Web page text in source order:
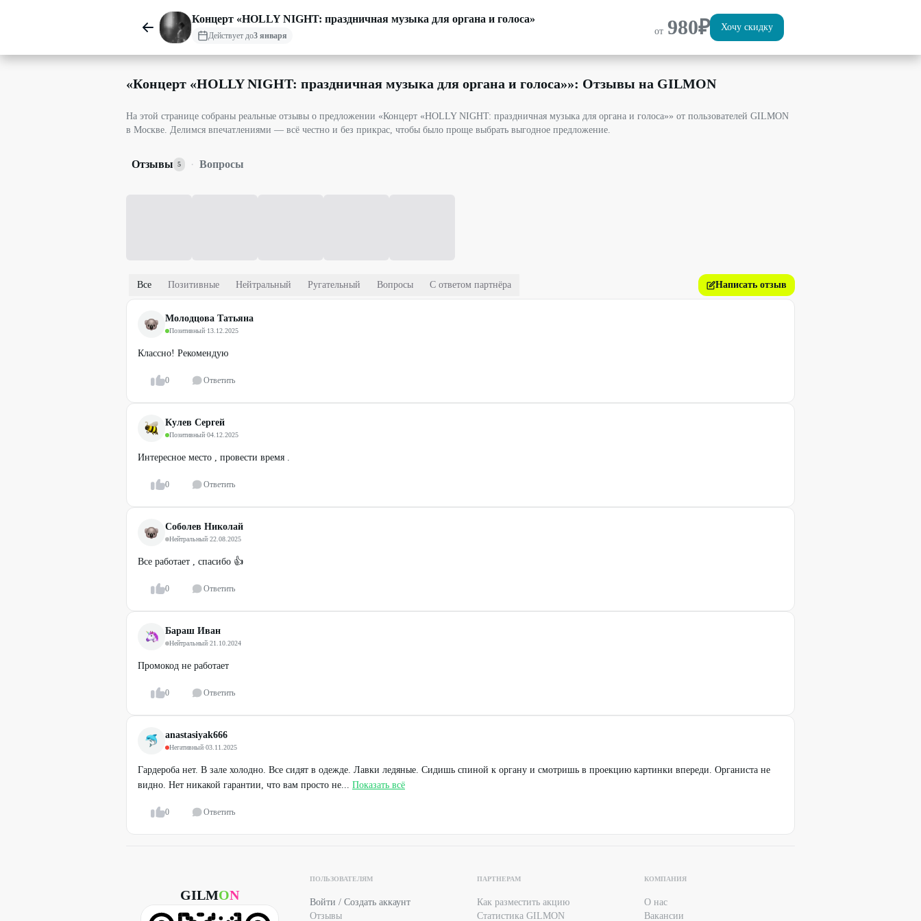
Концерт «HOLLY NIGHT: праздничная музыка для органа и голоса»
Действует до3 января от 980₽ Хочу скидку
«Концерт «HOLLY NIGHT: праздничная музыка для органа и голоса»»: Отзывы на GILMON
На этой странице собраны реальные отзывы о предложении «Концерт «HOLLY NIGHT: праздничная музыка для органа и голоса»» от пользователей GILMON
в Москве. Делимся впечатлениями — всё честно и без прикрас, чтобы было проще выбрать выгодное предложение.
Отзывы 5 · Вопросы
Все Позитивные Нейтральный Ругательный Вопросы С ответом партнёра Написать отзыв
Молодцова Татьяна
Позитивный·13.12.2025
Классно! Рекомендую
0 Ответить
Кулев Сергей
Позитивный·04.12.2025
Интересное место , провести время .
0 Ответить
Соболев Николай
Нейтральный·22.08.2025
Все работает , спасибо 👍
0 Ответить
Бараш Иван
Нейтральный·21.10.2024
Промокод не работает
0 Ответить
anastasiyak666
Негативный·03.11.2025
Гардероба нет. В зале холодно. Все сидят в одежде. Лавки ледяные. Сидишь спиной к органу и смотришь в проекцию картинки впереди. Органиста не
видно. Нет никакой гарантии, что вам просто не... Показать всё
0 Ответить
GILMON
ПОЛЬЗОВАТЕЛЯМ
Войти / Создать аккаунт
Отзывы
ПАРТНЕРАМ
Как разместить акцию
Статистика GILMON
КОМПАНИЯ
О нас
Вакансии